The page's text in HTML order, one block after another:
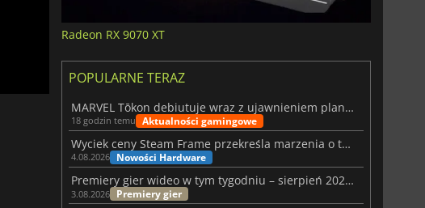
Radeon RX 9070 XT
POPULARNE TERAZ
MARVEL Tōkon debiutuje wraz z ujawnieniem planu rozwoju na pierwszy rok
18 godzin temu Aktualności gamingowe
Wyciek ceny Steam Frame przekreśla marzenia o tanim zestawie VR
4.08.2026 Nowości Hardware
Premiery gier wideo w tym tygodniu – sierpień 2026 r. (32. tydzień)
3.08.2026 Premiery gier